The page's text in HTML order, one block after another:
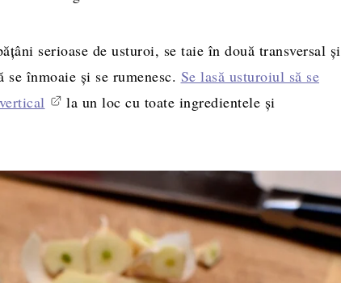
serioase de usturoi, se taie în două transversal şi
înmoaie şi se rumenesc. Se lasă usturoiul să se
la un loc cu toate ingredientele şi